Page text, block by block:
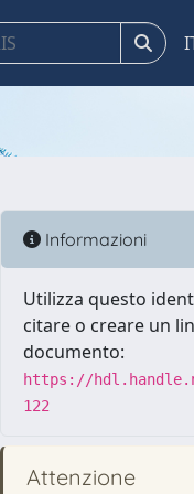
Informazioni
Utilizza questo
citare o creare un
documento:
https://
122
Attenzione